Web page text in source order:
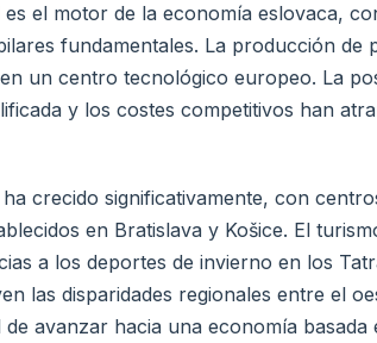
es el motor de la economía eslovaca,
fundamentales. La producción
un centro tecnológico europeo. La
y los costes competitivos han
crecido significativamente, con
en Bratislava y Košice. El
a los deportes de invierno en los
las disparidades regionales entre el
de avanzar hacia una economía